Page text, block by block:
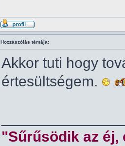
Hozzászólás témája:
Akkor tuti hogy
értesültségem.
"Sűrűsödik az éj,